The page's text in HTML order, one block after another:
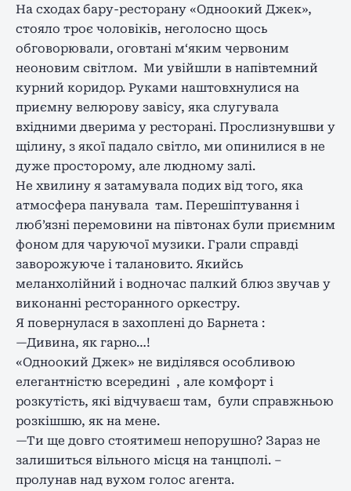
На сходах бару-ресторану «Одноокий Джек»,
стояло троє чоловіків, неголосно щось
обговорювали, оговтані м‘яким червоним
неоновим світлом. Ми увійшли в напівтемний
курний коридор. Руками наштовхнулися на
приємну велюрову завісу, яка слугувала
вхідними дверима у ресторані. Прослизнувшви у
щілину, з якої падало світло, ми опинилися в не
дуже просторому, але людному залі.
Не хвилину я затамувала подих від того, яка
атмосфера панувала там. Перешіптування і
люб’язні перемовини на півтонах були приємним
фоном для чаруючої музики. Грали справді
заворожуюче і талановито. Якийсь
меланхолійний і водночас палкий блюз звучав у
виконанні ресторанного оркестру.
Я повернулася в захоплені до Барнета :
—Дивина, як гарно…!
«Одноокий Джек» не виділявся особливою
елегантністю всередині , але комфорт і
розкутість, які відчуваєш там, були справжньою
розкішшю, як на мене.
—Ти ще довго стоятимеш непорушно? Зараз не
залишиться вільного місця на танцполі. –
пролунав над вухом голос агента.